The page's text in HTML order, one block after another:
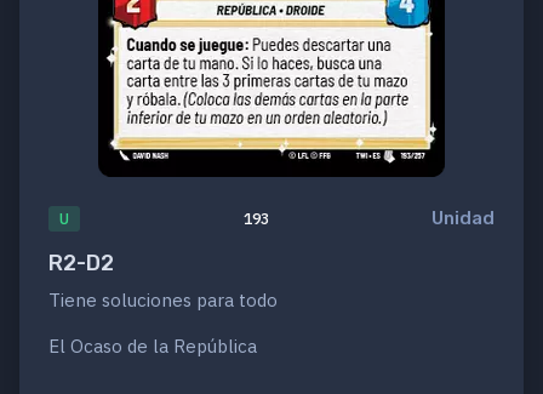
U 193 Unidad
R2-D2
Tiene soluciones para todo
El Ocaso de la República